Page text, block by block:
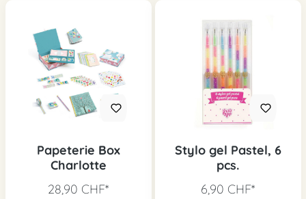
Papeterie Box
Charlotte
28,90 CHF*
Stylo gel Pastel, 6
pcs.
6,90 CHF*